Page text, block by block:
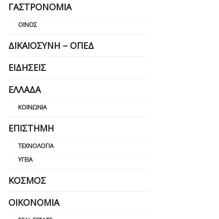
ΓΑΣΤΡΟΝΟΜΊΑ
ΟΊΝΟΣ
ΔΙΚΑΙΟΣΎΝΗ – ΟΠΕΔ
ΕΙΔΉΣΕΙΣ
ΕΛΛΆΔΑ
ΚΟΙΝΩΝΊΑ
ΕΠΙΣΤΉΜΗ
ΤΕΧΝΟΛΟΓΊΑ
ΥΓΕΊΑ
ΚΌΣΜΟΣ
ΟΙΚΟΝΟΜΊΑ